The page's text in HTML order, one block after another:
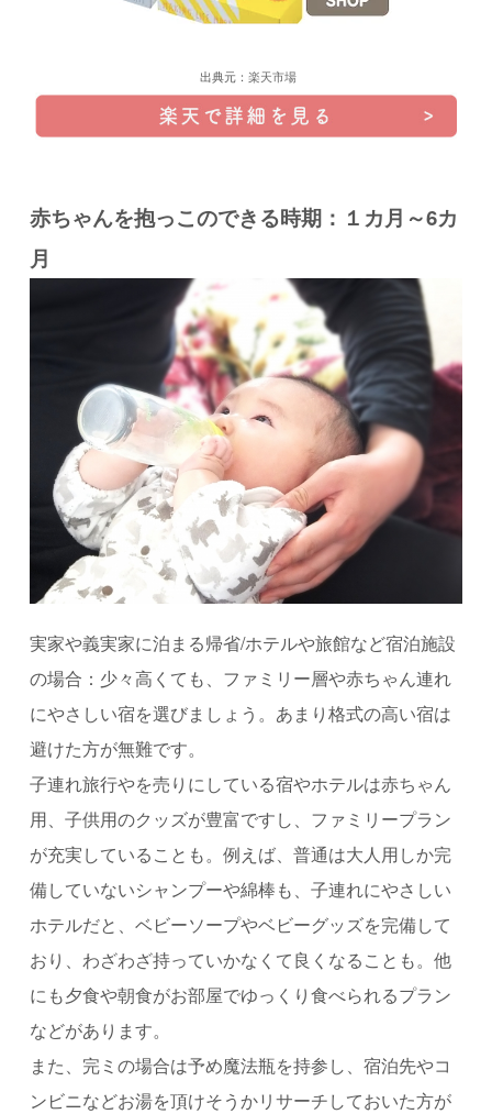
出典元： 楽天市場
赤ちゃんを抱っこのできる時期：１カ月～6カ
月
実家や義実家に泊まる帰省/ホテルや旅館など宿泊施設
の場合：少々高くても、ファミリー層や赤ちゃん連れ
にやさしい宿を選びましょう。あまり格式の高い宿は
避けた方が無難です。
子連れ旅行やを売りにしている宿やホテルは赤ちゃん
用、子供用のクッズが豊富ですし、ファミリープラン
が充実していることも。例えば、普通は大人用しか完
備していないシャンプーや綿棒も、子連れにやさしい
ホテルだと、ベビーソープやベビーグッズを完備して
おり、わざわざ持っていかなくて良くなることも。他
にも夕食や朝食がお部屋でゆっくり食べられるプラン
などがあります。
また、完ミの場合は予め魔法瓶を持参し、宿泊先やコ
ンビニなどお湯を頂けそうかリサーチしておいた方が